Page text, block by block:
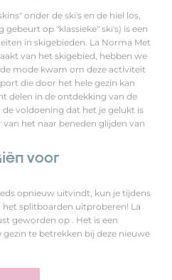
onder de ski's en de hiel los,
gebeurt op "klassieke" ski's) is een
in skigebieden. La Norma Met
van het skigebied, hebben we
mode kwam om deze activiteit
die door het hele gezin kan
delen in de ontdekking van de
voldoening dat het je gelukt is
het naar beneden glijden van
voor
opnieuw uitvindt, kun je tijdens
het splitboarden uitproberen! La
geworden op . Het is een
te betrekken bij deze nieuwe